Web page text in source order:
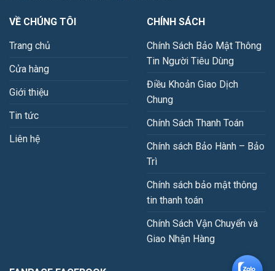
VỀ CHÚNG TÔI
Trang chủ
Cửa hàng
Giới thiệu
Tin tức
Liên hệ
CHÍNH SÁCH
Chính Sách Bảo Mật Thông
Tin Người Tiêu Dùng
Điều Khoản Giao Dịch
Chung
Chính Sách Thanh Toán
Chính sách Bảo Hành – Bảo
Trì
Chính sách bảo mật thông
tin thanh toán
Chính Sách Vận Chuyển và
Giao Nhận Hàng